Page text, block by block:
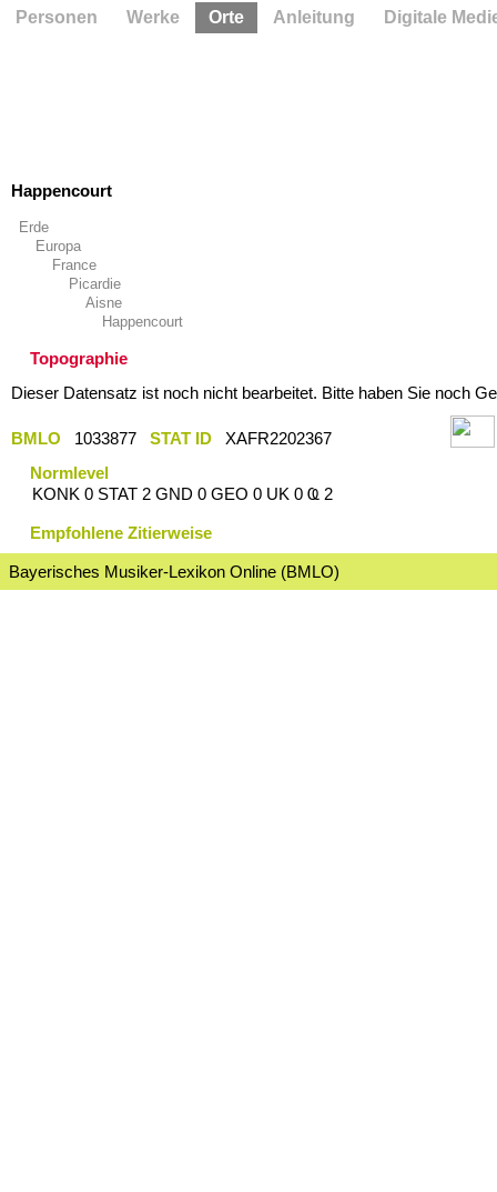
Happencourt
Erde
Europa
France
Picardie
Aisne
Happencourt
Topographie
Dieser Datensatz ist noch nicht bearbeitet. Bitte haben Sie noch
BMLO 1033877 STAT ID
XAFR2202367
Normlevel
KONK 0 STAT 2 GND 0 GEO 0 UK 0 Ҩ 2
Empfohlene Zitierweise
Bayerisches Musiker-Lexikon Online (BMLO)
Personen Werke Orte Anleitung Digitale